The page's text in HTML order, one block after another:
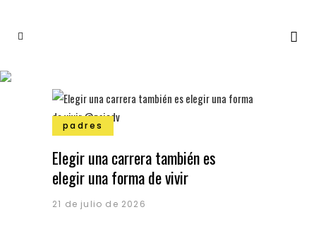
padres
Elegir una carrera también es
elegir una forma de vivir
21 de julio de 2026